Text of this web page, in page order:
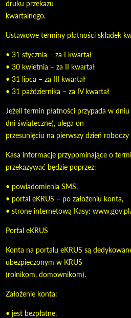
druku przekazu
kwartalnego.
Ustawowe terminy płatności składek
• 31 stycznia – za I kwartał
• 30 kwietnia – za II kwartał
• 31 lipca – za III kwartał
• 31 października – za IV kwartał
Jeżeli termin płatności przypada w
dni świąteczne), ulega on
przesunięciu na pierwszy dzień
Kasa informacje przypominające o
przekazywać będzie poprzez:
• powiadomienia SMS,
• portal eKRUS – po założeniu konta,
• stronę internetową Kasy:
Portal eKRUS
Konta na portalu eKRUS są
ubezpieczonym w KRUS
(rolnikom, domownikom).
Założenie konta:
• jest bezpłatne,